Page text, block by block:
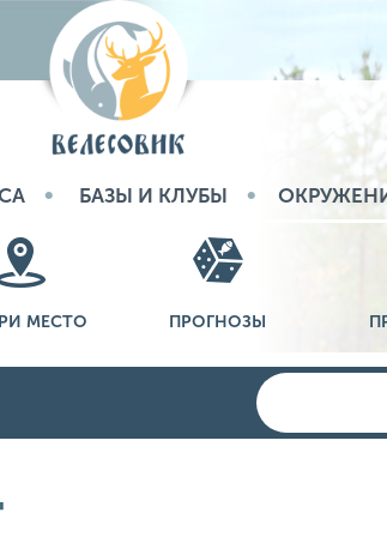
БАЗЫ И КЛУБЫ
МЕСТО ПРОГНОЗЫ